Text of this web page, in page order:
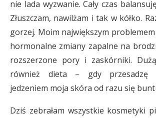
nie lada wyzwanie. Cały czas
Złuszczam, nawilżam i tak w kółko.
gorzej. Moim największym
hormonalne zmiany zapalne na
rozszerzone pory i zaskórniki.
również dieta – gdy przesadzę
jedzeniem moja skóra od razu się
Dziś zebrałam wszystkie kosmetyki